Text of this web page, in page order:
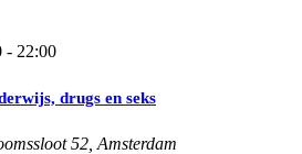
- 22:00
drugs en seks
52, Amsterdam